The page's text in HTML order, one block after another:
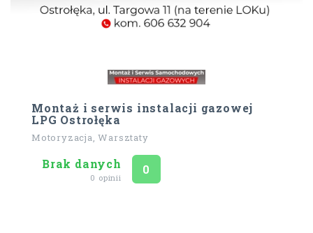
Montaż i serwis instalacji gazowej
LPG Ostrołęka
Motoryzacja, Warsztaty
Brak danych
0 opinii
Ocena
0